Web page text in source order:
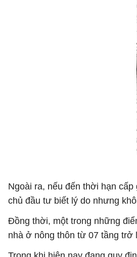
Ngoài ra, nếu đến thời hạn
chủ đầu tư biết lý do nhưng
Đồng thời, một trong những
nhà ở nông thôn từ 07 tầng trở